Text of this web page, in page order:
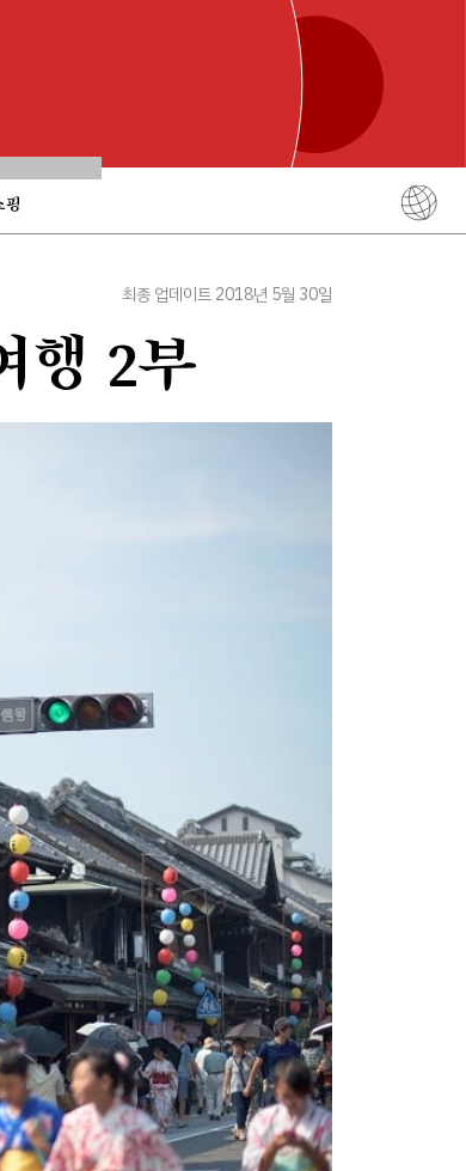
핑
简体中文
최종 업데이트 2018년 5월 30일
행 2부